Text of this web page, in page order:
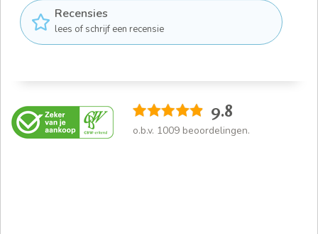
Recensies
lees of schrijf een recensie
9.8
o.b.v. 1009 beoordelingen.